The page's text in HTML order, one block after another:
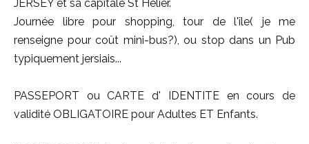
JERSEY et sa capitale St Hélier.
Journée libre pour shopping, tour de l'île( je me
renseigne pour coût mini-bus?), ou stop dans un Pub
typiquement jersiais...
PASSEPORT ou CARTE d' IDENTITE en cours de
validité OBLIGATOIRE pour Adultes ET Enfants.